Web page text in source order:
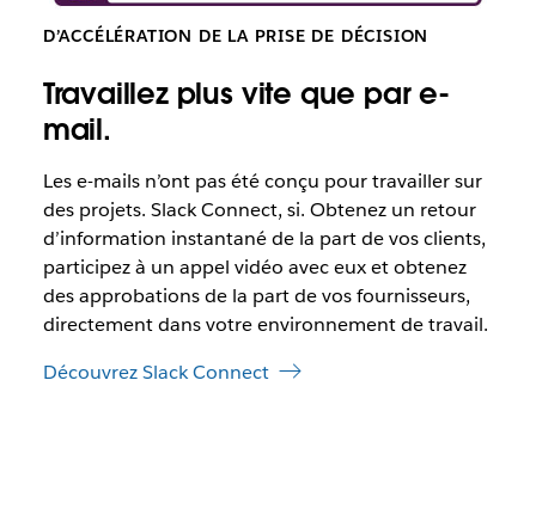
D’ACCÉLÉRATION DE LA PRISE DE DÉCISION
Travaillez plus vite que par e-
mail.
Les e-mails n’ont pas été conçu pour travailler sur
des projets. Slack Connect, si. Obtenez un retour
d’information instantané de la part de vos clients,
participez à un appel vidéo avec eux et obtenez
des approbations de la part de vos fournisseurs,
directement dans votre environnement de travail.
Découvrez Slack Connect